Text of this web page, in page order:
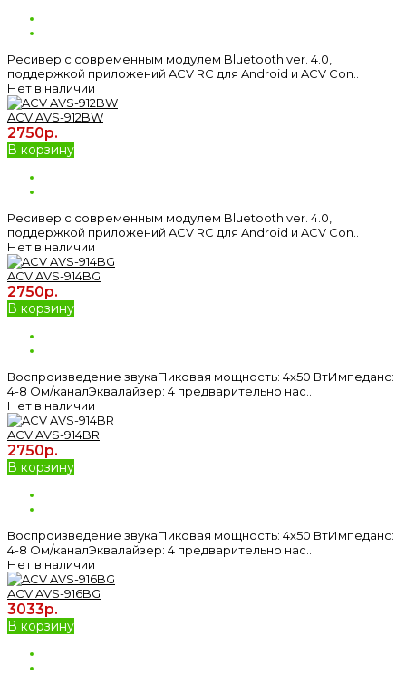
Ресивер с современным модулем Bluetooth ver. 4.0,
поддержкой приложений ACV RC для Android и ACV Con..
Нет в наличии
ACV AVS-912BW
2750р.
В корзину
Ресивер с современным модулем Bluetooth ver. 4.0,
поддержкой приложений ACV RC для Android и ACV Con..
Нет в наличии
ACV AVS-914BG
2750р.
В корзину
Воспроизведение звукаПиковая мощность: 4х50 ВтИмпеданс:
4-8 Ом/каналЭквалайзер: 4 предварительно нас..
Нет в наличии
ACV AVS-914BR
2750р.
В корзину
Воспроизведение звукаПиковая мощность: 4х50 ВтИмпеданс:
4-8 Ом/каналЭквалайзер: 4 предварительно нас..
Нет в наличии
ACV AVS-916BG
3033р.
В корзину